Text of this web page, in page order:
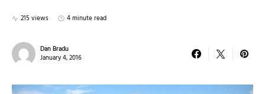
215 views 4 minute read
Dan Bradu
January 4, 2016